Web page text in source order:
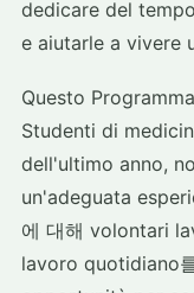
dedicare del
e aiutarle a vivere
Questo
Studenti di
dell'ultimo anno,
un'adeguata
에 대해 volontari
lavoro quotidiano